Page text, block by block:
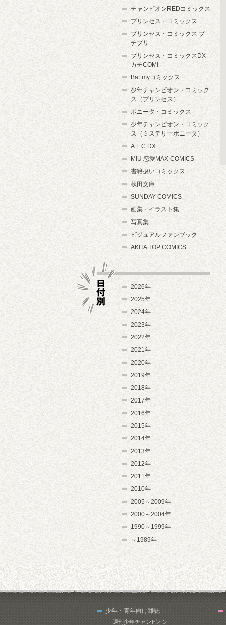
チャンピオンREDコミックス
プリンセス・コミックス
プリンセス・コミックス プ
チプリ
プリンセス・コミックスDX
カチCOMI
BaLmyコミックス
少年チャンピオン・コミック
ス（プリンセス）
ボニータ・コミックス
少年チャンピオン・コミック
ス（ミステリーボニータ）
A.L.C.DX
MIU 恋愛MAX COMICS
書籍扱いコミックス
秋田文庫
SUNDAY COMICS
画集・イラスト集
写真集
ビジュアルファンブック
AKITA TOP COMICS
2026年
2025年
2024年
2023年
2022年
2021年
2020年
2019年
2018年
2017年
2016年
2015年
2014年
2013年
2012年
2011年
2010年
2005～2009年
2000～2004年
1990～1999年
～1989年
少年・青年向け雑誌
週刊少年チャンピオン